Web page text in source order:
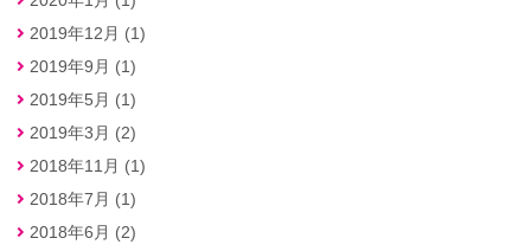
2019年12月 (1)
2019年9月 (1)
2019年5月 (1)
2019年3月 (2)
2018年11月 (1)
2018年7月 (1)
2018年6月 (2)